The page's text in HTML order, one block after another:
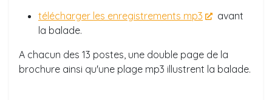
télécharger les enregistrements mp3
avant
la balade.
A chacun des 13 postes, une double page de la
brochure ainsi qu'une plage mp3 illustrent la balade.